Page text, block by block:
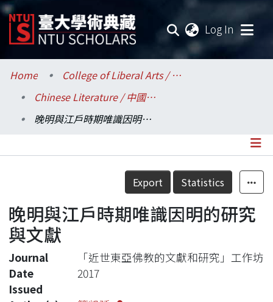
Log In
Communities & Collections
Research Outputs
Statistics
Home
College of Liberal Arts / 文學院
Chinese Literature / 中國文學系
晚明與江戶時期唯識因明的研究與文獻
Details
Export Statistics
晚明與江戶時期唯識因明的研究
與文獻
Journal
「近世東亞佛教的文獻和研究」工作坊
Date
Issued
2017